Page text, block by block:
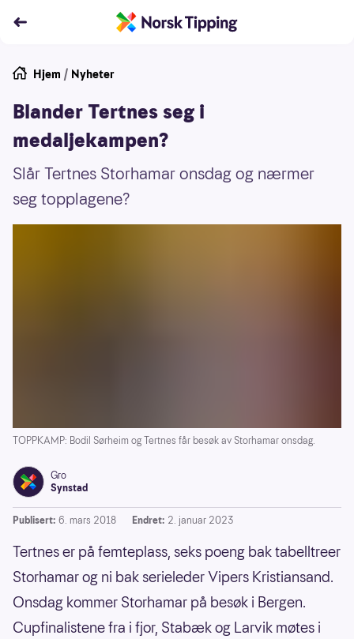
Hjem / Nyheter
Blander Tertnes seg i
medaljekampen?
Slår Tertnes Storhamar onsdag og nærmer
seg topplagene?
TOPPKAMP: Bodil Sørheim og Tertnes får besøk av Storhamar onsdag.
Gro
Synstad
Publisert: 6. mars 2018 Endret: 2. januar 2023
Tertnes er på femteplass, seks poeng bak tabelltreer
Storhamar og ni bak serieleder Vipers Kristiansand.
Onsdag kommer Storhamar på besøk i Bergen.
Cupfinalistene fra i fjor, Stabæk og Larvik møtes i